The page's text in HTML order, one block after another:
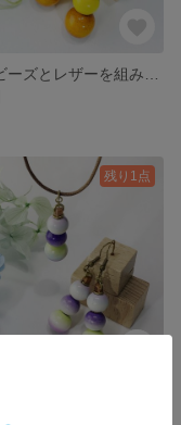
残り1点